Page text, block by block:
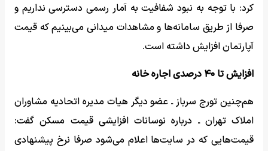
کرد: با توجه به نبود شفافیت به آمار رسمی دسترسی نداریم و
صرفا از طریق سامانه‌ها و مشاهدات میدانی می‌بینیم که قیمت
آپارتمان افزایش داشته است.
افزایش تا ۴۰ درصدی اجاره خانه
هم‌چنین تورج سرباز ـ عضو دیگر هیات مدیره اتحادیه مشاوران
املاک تهران ـ درباره نوسانات افزایشی قیمت مسکن گفت:
قیمت‌هایی که در سایت‌ها اعلام می‌شود صرفا نرخ پیشنهادی